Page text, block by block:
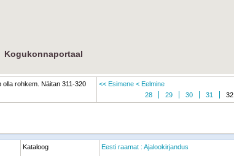
Kogukonnaportaal
rohkem. Näitan 311-320 << Esimene < Eelmine
28
29 30 31 32
Kataloog Eesti raamat : Ajalookirjandus